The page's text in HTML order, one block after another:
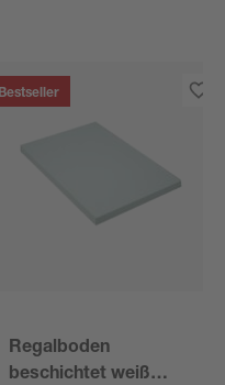
Bestseller
Regalboden
beschichtet weiß